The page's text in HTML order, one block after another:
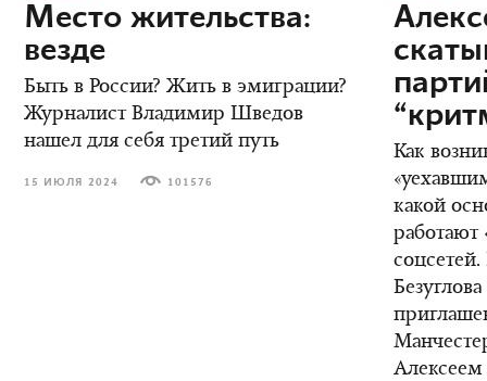
Место жительства:
везде
Быть в России? Жить в эмиграции?
Журналист Владимир Шведов
нашел для себя третий путь
15 ИЮЛЯ 2024 101576
Как
какой
работают